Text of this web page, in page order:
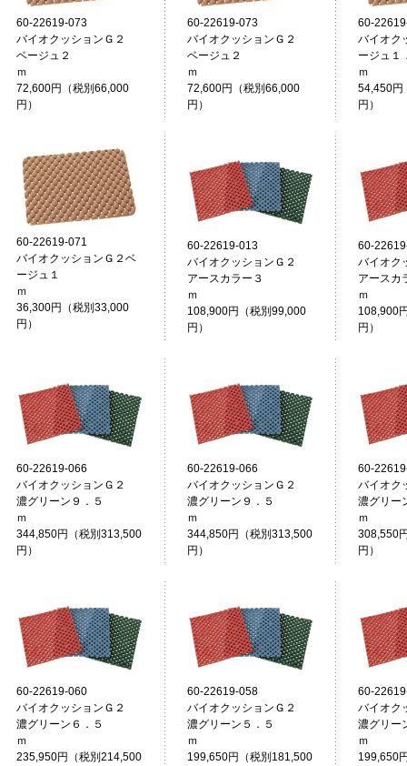
60-22619-073
バイオクッションＧ２
ベージュ２
ｍ
72,600円（税別66,000
円）
60-22619-073
バイオクッションＧ２
ベージュ２
ｍ
72,600円（税別66,000
円）
60-
バイオク
ージュ１
54,450円
円）
60-22619-071
バイオクッションＧ２ベ
ージュ１
ｍ
36,300円（税別33,000
円）
60-22619-013
バイオクッションＧ２
アースカラー３
ｍ
108,900円（税別99,000
円）
60-
バイオ
アースカ
108,900
円）
60-22619-066
バイオクッションＧ２
濃グリーン９．５
ｍ
344,850円（税別313,500
円）
60-22619-066
バイオクッションＧ２
濃グリーン９．５
ｍ
344,850円（税別313,500
円）
60-
バイオ
濃グリー
308,550
円）
60-22619-060
バイオクッションＧ２
濃グリーン６．５
ｍ
235,950円（税別214,500
60-22619-058
バイオクッションＧ２
濃グリーン５．５
ｍ
199,650円（税別181,500
60-
バイオ
濃グリー
199,650